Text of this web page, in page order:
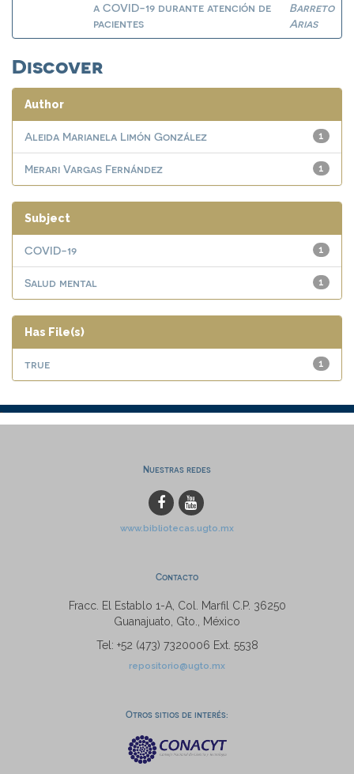
a COVID-19 durante atención de
pacientes
Barreto
Arias
Discover
Author
1
Aleida Marianela Limón González
1
Merari Vargas Fernández
Subject
1
COVID-19
1
Salud mental
Has File(s)
1
true
Nuestras redes
www.bibliotecas.ugto.mx
Contacto
Fracc. El Establo 1-A, Col. Marfil C.P. 36250
Guanajuato, Gto., México
Tel: +52 (473) 7320006 Ext. 5538
repositorio@ugto.mx
Otros sitios de interés: